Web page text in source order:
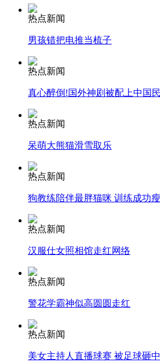
安徽一实载49人客车翻车
走！跟着总书记去植树
消防员救轻生者
纽约上演“枕头大战”
司机酒驾遇交警 急速倒车逃窜
热点新闻
男孩错把电推当梳子
热点新闻
真心醉倒!国外神剧被配上中国
热点新闻
呆萌大熊猫滑雪取乐
热点新闻
狗教练陪伴最胖猫咪 训练成功
热点新闻
汉服仕女照相馆走红网络
热点新闻
警花学霸神似高圆圆走红
热点新闻
美女主持人直播球赛 被足球砸